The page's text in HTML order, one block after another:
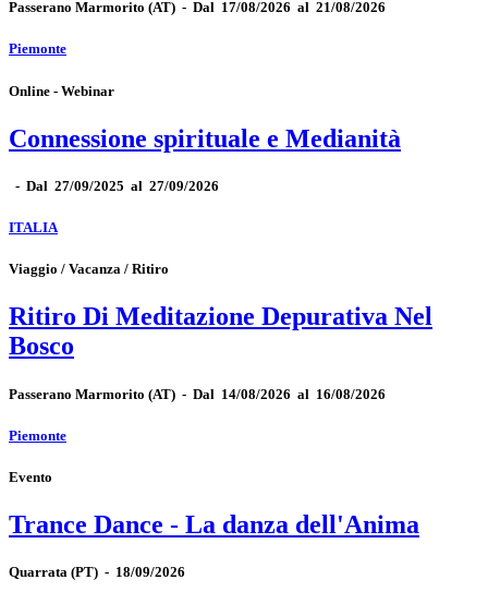
Passerano Marmorito (AT) - Dal 17/08/2026 al 21/08/2026
Piemonte
Online - Webinar
Connessione spirituale e Medianità
- Dal 27/09/2025 al 27/09/2026
ITALIA
Viaggio / Vacanza / Ritiro
Ritiro Di Meditazione Depurativa Nel
Bosco
Passerano Marmorito (AT) - Dal 14/08/2026 al 16/08/2026
Piemonte
Evento
Trance Dance - La danza dell'Anima
Quarrata (PT) - 18/09/2026